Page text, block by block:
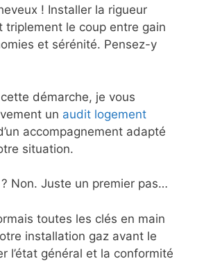
! Installer la rigueur
triplement le coup entre gain
et sérénité. Pensez-y
démarche, je vous
un audit logement
accompagnement adapté
situation.
Non. Juste un premier pas…
toutes les clés en main
installation gaz avant le
l’état général et la conformité